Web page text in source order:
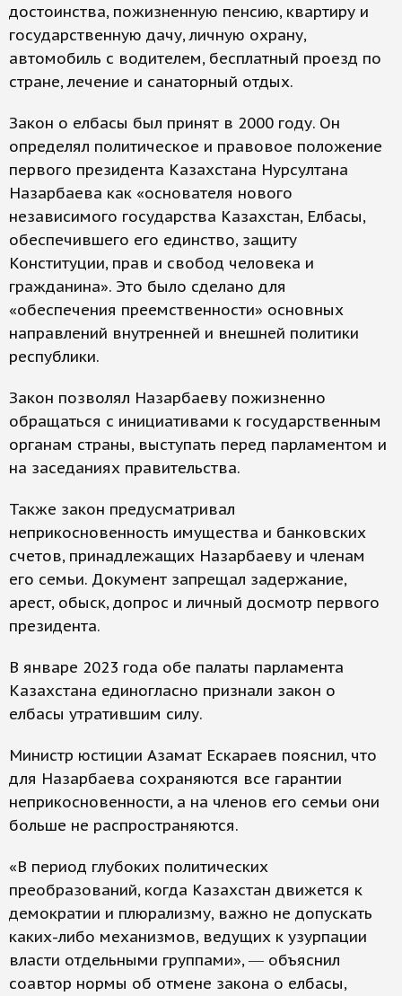
достоинства, пожизненную пенсию, квартиру и
государственную дачу, личную охрану,
автомобиль с водителем, бесплатный проезд по
стране, лечение и санаторный отдых.
Закон о елбасы был принят в 2000 году. Он
определял политическое и правовое положение
первого президента Казахстана Нурсултана
Назарбаева как «основателя нового
независимого государства Казахстан, Елбасы,
обеспечившего его единство, защиту
Конституции, прав и свобод человека и
гражданина». Это было сделано для
«обеспечения преемственности» основных
направлений внутренней и внешней политики
республики.
Закон позволял Назарбаеву пожизненно
обращаться с инициативами к государственным
органам страны, выступать перед парламентом и
на заседаниях правительства.
Также закон предусматривал
неприкосновенность имущества и банковских
счетов, принадлежащих Назарбаеву и членам
его семьи. Документ запрещал задержание,
арест, обыск, допрос и личный досмотр первого
президента.
В январе 2023 года обе палаты парламента
Казахстана единогласно признали закон о
елбасы утратившим силу.
Министр юстиции Азамат Ескараев пояснил, что
для Назарбаева сохраняются все гарантии
неприкосновенности, а на членов его семьи они
больше не распространяются.
«В период глубоких политических
преобразований, когда Казахстан движется к
демократии и плюрализму, важно не допускать
каких-либо механизмов, ведущих к узурпации
власти отдельными группами», ― объяснил
соавтор нормы об отмене закона о елбасы,